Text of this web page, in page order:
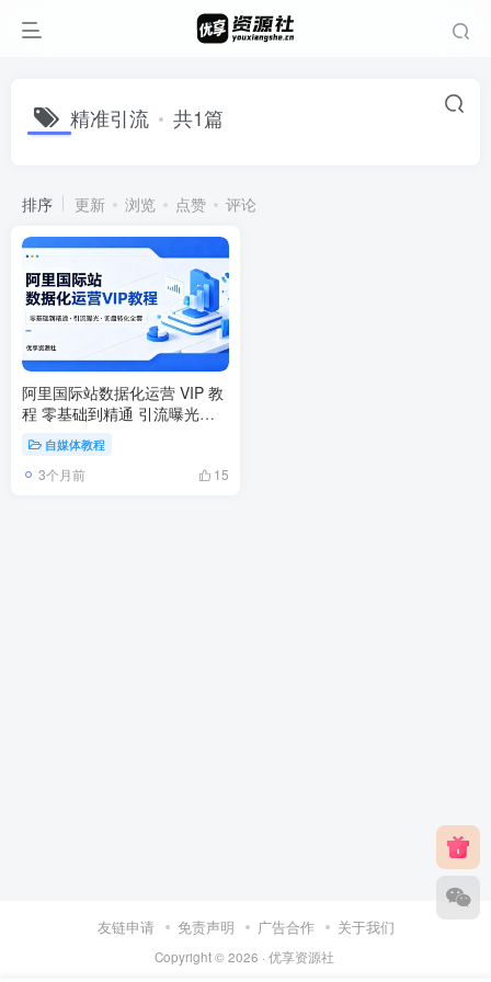
精准引流 共1篇
排序 更新 浏览 点赞 评论
阿里国际站数据化运营 VIP 教
程 零基础到精通 引流曝光询
自媒体教程
3个月前 15
友链申请 免责声明 广告合作 关于我们
Copyright © 2026 · 优享资源社